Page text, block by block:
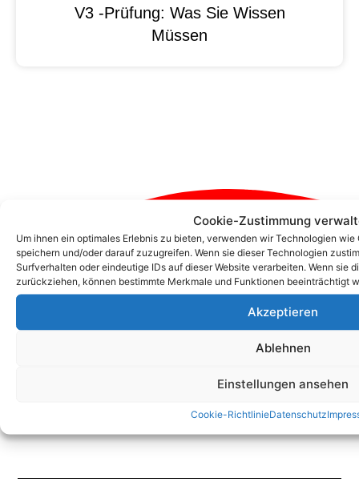
Cookie-Zustimmung
Um ihnen ein optimales Erlebnis zu bieten, verwenden wir Technologien
speichern und/oder darauf zuzugreifen. Wenn sie dieser Technologien
Surfverhalten oder eindeutige IDs auf dieser Website verarbeiten. Wenn sie
zurückziehen, können bestimmte Merkmale und Funktionen beeinträchtigt
Akzeptieren
Ablehnen
Einstellungen ansehen
Cookie-RichtlinieDatenschutz
V3 -Prüfung: Was Sie Wissen
Müssen
Zum Kontaktformular